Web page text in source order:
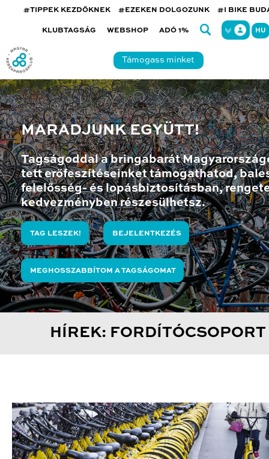
#TIPPEK KEZDŐKNEK #EZEKEN DOLGOZUNK #I BIKE
KLUBTAGSÁG WEBSHOP ADÓ 1% HU
Támogass minket
MARADJUNK EGYÜTT!
Tagságoddal a bringabarát
tett erőfeszítéseinket támogathatod,
felelősség- és lopásbiztosításban,
kedvezményben részesülhetsz.
TAG LESZEK! BEJELENTKEZÉS
MEGHOSSZABBÍTOM A TAGSÁGOMAT
HÍREK: FORDÍTÓCSOPORT